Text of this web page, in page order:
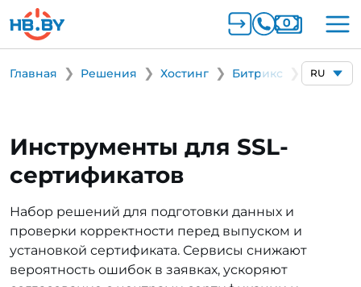
Главная Решения Хостинг Битрикс Главная
Инструменты для SSL-
сертификатов
Набор решений для подготовки данных и
проверки корректности перед выпуском и
установкой сертификата. Сервисы снижают
вероятность ошибок в заявках, ускоряют